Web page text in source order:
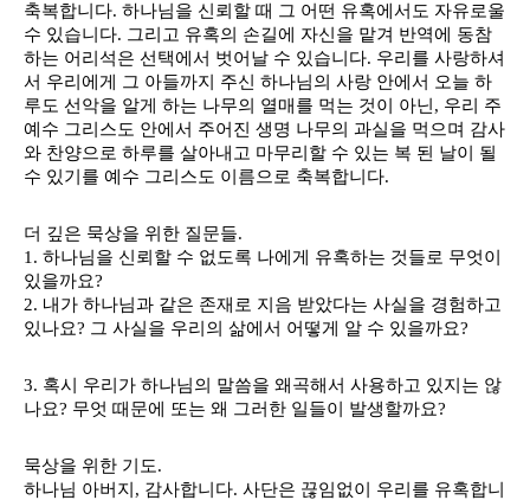
축복합니다. 하나님을 신뢰할 때 그 어떤 유혹에서도 자유로울
수 있습니다. 그리고 유혹의 손길에 자신을 맡겨 반역에 동참
하는 어리석은 선택에서 벗어날 수 있습니다. 우리를 사랑하셔
서 우리에게 그 아들까지 주신 하나님의 사랑 안에서 오늘 하
루도 선악을 알게 하는 나무의 열매를 먹는 것이 아닌, 우리 주
예수 그리스도 안에서 주어진 생명 나무의 과실을 먹으며 감사
와 찬양으로 하루를 살아내고 마무리할 수 있는 복 된 날이 될
수 있기를 예수 그리스도 이름으로 축복합니다.
더 깊은 묵상을 위한 질문들.
1. 하나님을 신뢰할 수 없도록 나에게 유혹하는 것들로 무엇이
있을까요?
2. 내가 하나님과 같은 존재로 지음 받았다는 사실을 경험하고
있나요? 그 사실을 우리의 삶에서 어떻게 알 수 있을까요?
3. 혹시 우리가 하나님의 말씀을 왜곡해서 사용하고 있지는 않
나요? 무엇 때문에 또는 왜 그러한 일들이 발생할까요?
묵상을 위한 기도.
하나님 아버지, 감사합니다. 사단은 끊임없이 우리를 유혹합니